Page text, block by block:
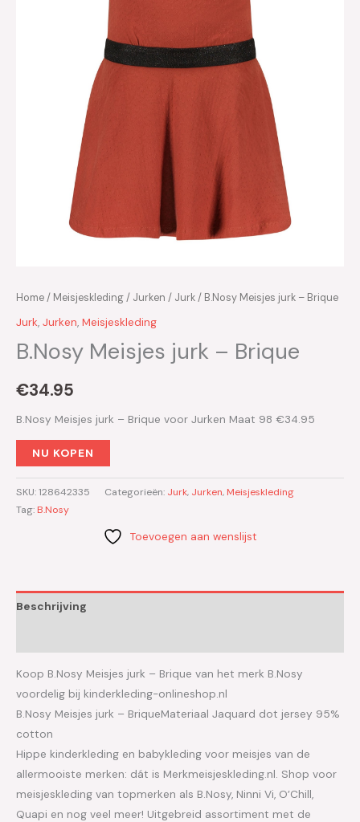
Home/ Meisjeskleding/ Jurken / Jurk/ B.Nosy Meisjes jurk – Brique
Jurk, Jurken, Meisjeskleding
B.Nosy Meisjes jurk – Brique
€34.95
B.Nosy Meisjes jurk – Brique voor Jurken Maat 98 €34.95
NU KOPEN
SKU:128642335 Categorieën: Jurk, Jurken, Meisjeskleding
Tag: B.Nosy
Toevoegen aan wenslijst
Beschrijving
Koop B.Nosy Meisjes jurk – Brique van het merk B.Nosy
voordelig bij kinderkleding-onlineshop.nl
B.Nosy Meisjes jurk – BriqueMateriaal Jaquard dot jersey 95%
cotton
Hippe kinderkleding en babykleding voor meisjes van de
allermooiste merken: dát is Merkmeisjeskleding.nl. Shop voor
meisjeskleding van topmerken als B.Nosy, Ninni Vi, O’Chill,
Quapi en nog veel meer! Uitgebreid assortiment met de